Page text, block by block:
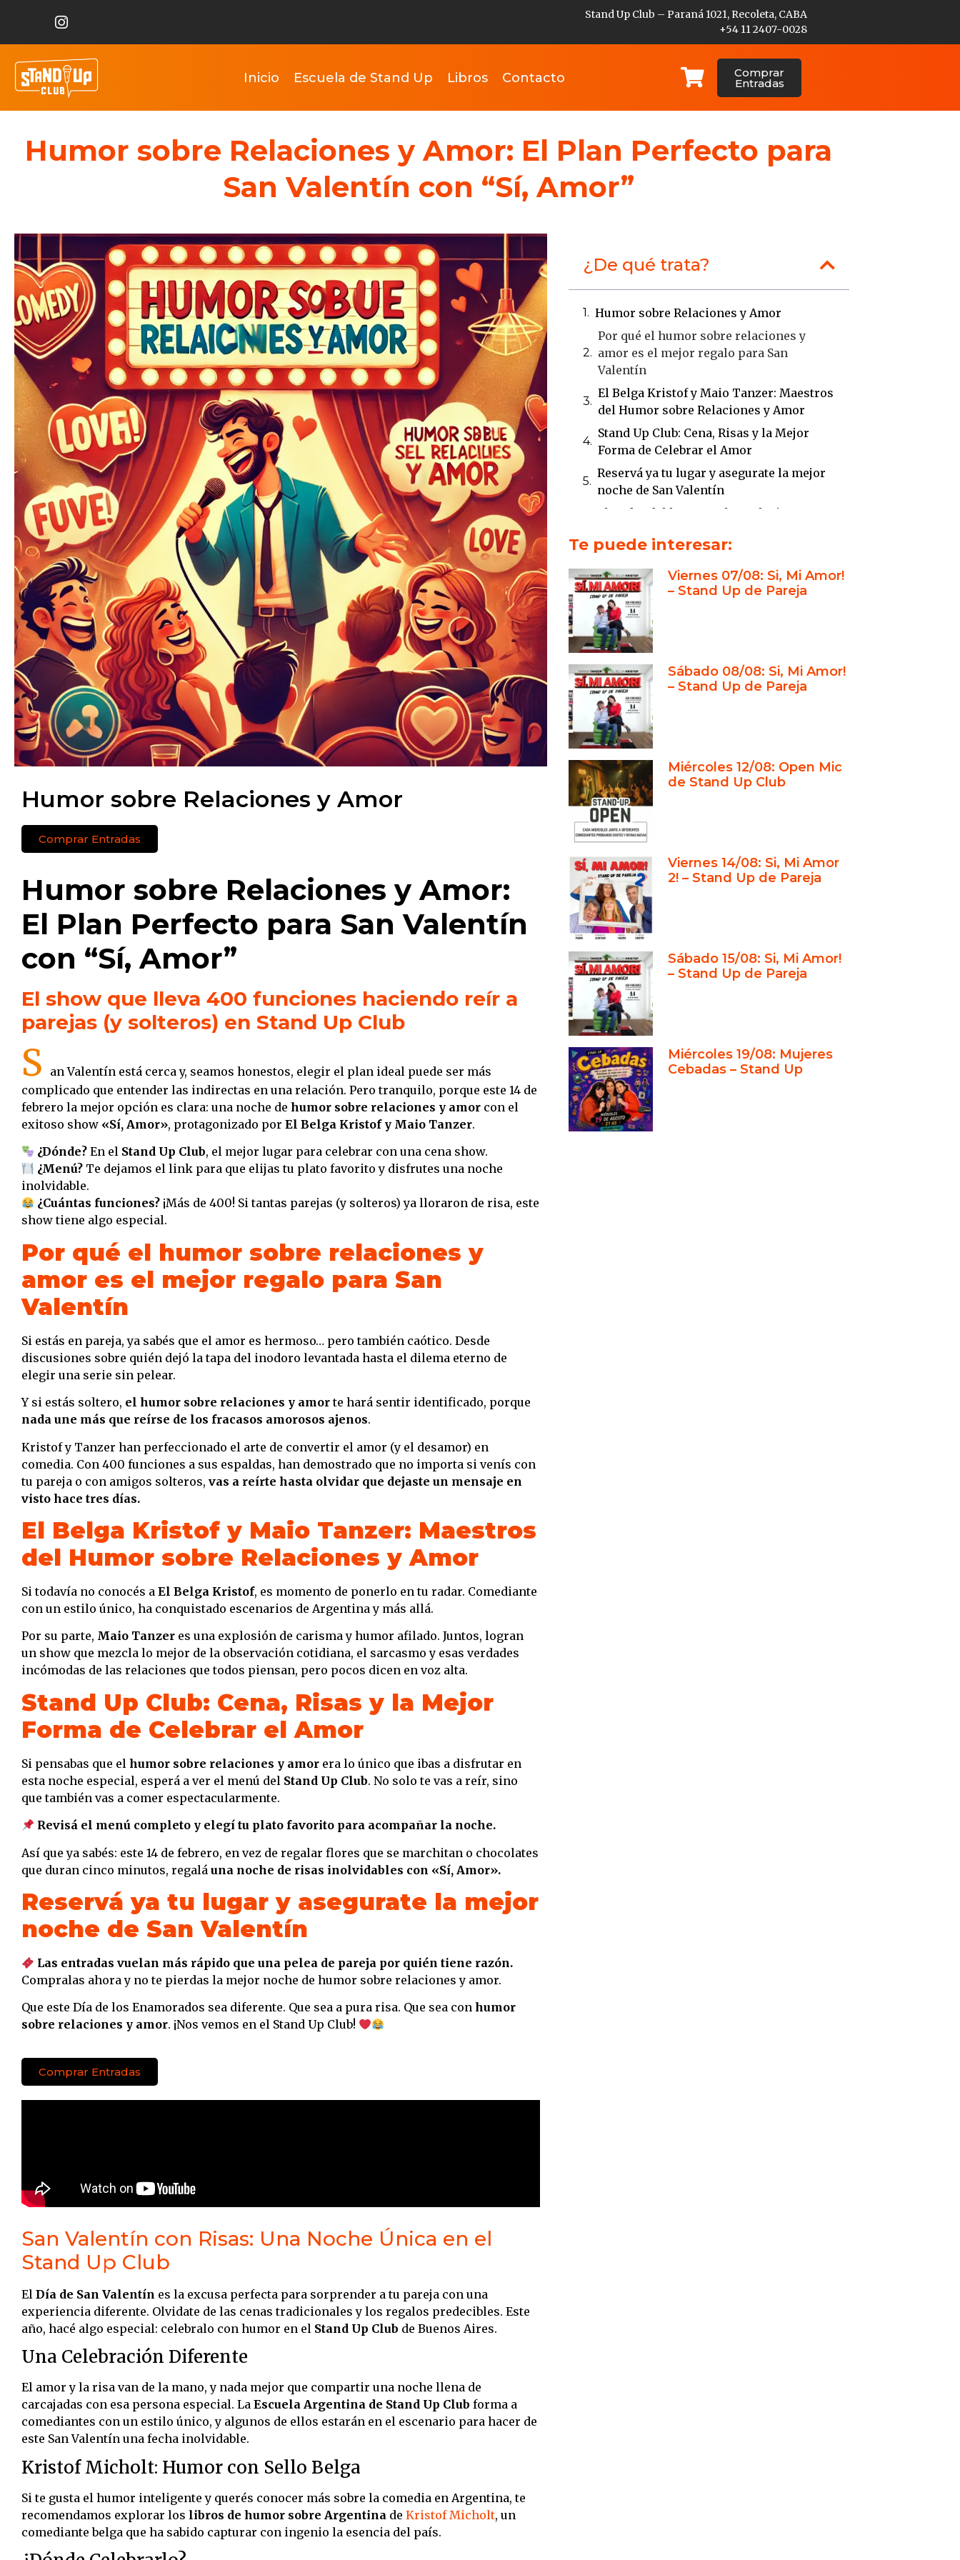
Stand Up Club – Paraná 1021, Recoleta, CABA
+54 11 2407-0028
Inicio Escuela de Stand Up Libros Contacto Comprar
Entradas
Humor sobre Relaciones y Amor: El Plan Perfecto para
San Valentín con “Sí, Amor”
Humor sobre Relaciones y Amor
Comprar Entradas
Humor sobre Relaciones y Amor:
El Plan Perfecto para San Valentín
con “Sí, Amor”
El show que lleva 400 funciones haciendo reír a
parejas (y solteros) en Stand Up Club
S
an Valentín está cerca y, seamos honestos, elegir el plan ideal puede ser más
complicado que entender las indirectas en una relación. Pero tranquilo, porque este 14 de
febrero la mejor opción es clara: una noche de humor sobre relaciones y amor con el
exitoso show «Sí, Amor», protagonizado por El Belga Kristof y Maio Tanzer.
¿Dónde? En el Stand Up Club, el mejor lugar para celebrar con una cena show.
¿Menú? Te dejamos el link para que elijas tu plato favorito y disfrutes una noche
inolvidable.
¿Cuántas funciones? ¡Más de 400! Si tantas parejas (y solteros) ya lloraron de risa, este
show tiene algo especial.
Por qué el humor sobre relaciones y
amor es el mejor regalo para San
Valentín
Si estás en pareja, ya sabés que el amor es hermoso… pero también caótico. Desde
discusiones sobre quién dejó la tapa del inodoro levantada hasta el dilema eterno de
elegir una serie sin pelear.
Y si estás soltero, el humor sobre relaciones y amorte hará sentir identificado, porque
nada une más que reírse de los fracasos amorosos ajenos.
Kristof y Tanzer han perfeccionado el arte de convertir el amor (y el desamor) en
comedia. Con 400 funciones a sus espaldas, han demostrado que no importa si venís con
tu pareja o con amigos solteros, vas a reírte hasta olvidar que dejaste un mensaje en
visto hace tres días.
El Belga Kristof y Maio Tanzer: Maestros
del Humor sobre Relaciones y Amor
Si todavía no conocés a El Belga Kristof, es momento de ponerlo en tu radar. Comediante
con un estilo único, ha conquistado escenarios de Argentina y más allá.
Por su parte, Maio Tanzer es una explosión de carisma y humor afilado. Juntos, logran
un show que mezcla lo mejor de la observación cotidiana, el sarcasmo y esas verdades
incómodas de las relaciones que todos piensan, pero pocos dicen en voz alta.
Stand Up Club: Cena, Risas y la Mejor
Forma de Celebrar el Amor
Si pensabas que el humor sobre relaciones y amor era lo único que ibas a disfrutar en
esta noche especial, esperá a ver el menú del Stand Up Club. No solo te vas a reír, sino
que también vas a comer espectacularmente.
Revisá el menú completo y elegí tu plato favorito para acompañar la noche.
Así que ya sabés: este 14 de febrero, en vez de regalar flores que se marchitan o chocolates
que duran cinco minutos, regalá una noche de risas inolvidables con «Sí, Amor».
Reservá ya tu lugar y asegurate la mejor
noche de San Valentín
Las entradas vuelan más rápido que una pelea de pareja por quién tiene razón.
Compralas ahora y no te pierdas la mejor noche de humor sobre relaciones y amor.
Que este Día de los Enamorados sea diferente. Que sea a pura risa. Que sea con humor
sobre relaciones y amor. ¡Nos vemos en el Stand Up Club!
Comprar Entradas
San Valentín con Risas: Una Noche Única en el
Stand Up Club
El Día de San Valentín es la excusa perfecta para sorprender a tu pareja con una
experiencia diferente. Olvidate de las cenas tradicionales y los regalos predecibles. Este
año, hacé algo especial: celebralo con humor en el Stand Up Club de Buenos Aires.
Una Celebración Diferente
El amor y la risa van de la mano, y nada mejor que compartir una noche llena de
carcajadas con esa persona especial. La Escuela Argentina de Stand Up Club forma a
comediantes con un estilo único, y algunos de ellos estarán en el escenario para hacer de
este San Valentín una fecha inolvidable.
Kristof Micholt: Humor con Sello Belga
Si te gusta el humor inteligente y querés conocer más sobre la comedia en Argentina, te
recomendamos explorar los libros de humor sobre Argentina de Kristof Micholt, un
comediante belga que ha sabido capturar con ingenio la esencia del país.
¿De qué trata?
Humor sobre Relaciones y Amor
Por qué el humor sobre relaciones y
amor es el mejor regalo para San
Valentín
El Belga Kristof y Maio Tanzer: Maestros
del Humor sobre Relaciones y Amor
Stand Up Club: Cena, Risas y la Mejor
Forma de Celebrar el Amor
Reservá ya tu lugar y asegurate la mejor
noche de San Valentín
El poder del humor sobre relaciones y
Stand Up Club: Donde el humor sobre
relaciones y amor cobra vida
El show “Sí, Amor”: Riendo del amor con
400 funciones cumplidas
El ambiente único de Stand Up Club
¿Por qué elegir Stand Up Club para una
cita?
¿Cómo reservar tu entrada para Stand Up
Club?
Conclusión: Risas, amor y una noche
inolvidable en Stand Up Club
El Belga Kristof: Un belga que entiende
el amor (y sus complicaciones)
Maio Tanzer: Una mirada afilada al
amor y sus desastres
Sí, Amor: Un show que triunfa con el
humor sobre relaciones y amor
Por qué el humor sobre relaciones y
amor funciona tan bien en el stand-up
Stand Up Club: El mejor escenario para
reír del amor
¿Por qué ver “Sí, Amor” con tu pareja o
amigos?
Reservá tus entradas antes de que se
agoten
Te puede interesar:
Viernes 07/08: Si, Mi Amor!
– Stand Up de Pareja
Sábado 08/08: Si, Mi Amor!
– Stand Up de Pareja
Miércoles 12/08: Open Mic
de Stand Up Club
Viernes 14/08: Si, Mi Amor
2! – Stand Up de Pareja
Sábado 15/08: Si, Mi Amor!
– Stand Up de Pareja
Miércoles 19/08: Mujeres
Cebadas – Stand Up